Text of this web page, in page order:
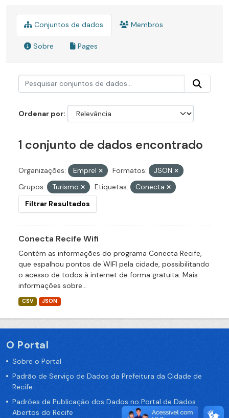
Conjuntos de dados Membros
Sobre Pages
Ordenar por
1 conjunto de dados encontrado
Organizações: Emprel Formatos:
JSON
Grupos:
Turismo Etiquetas:
Conecta
Filtrar Resultados
Conecta Recife Wifi
Contém as informações do programa Conecta Recife,
que espalhou pontos de WIFI pela cidade, possibilitando
o acesso de todos à internet de forma gratuita. Mais
informações sobre...
CSV JSON
O Portal
Sobre o Portal
Padrão de Serviço de Dados da Prefeitura da Cidade de
Recife
Padrões de Publicação dos Dados no Portal de Dados
Abertos do Recife